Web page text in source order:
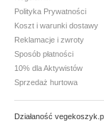
Mąki i skrobie
Płatki, otręby i
Ryże i kasze
Warzywa
GLONY
Polityka Prywatności
Koszt i warunki dostawy
Reklamacje i zwroty
Sposób płatności
10% dla Aktywistów
Sprzedaż hurtowa
Działaność